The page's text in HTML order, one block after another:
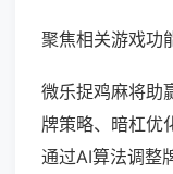
聚焦相关游戏功
微乐捉鸡麻将助
牌策略、暗杠优
通过AI算法调整